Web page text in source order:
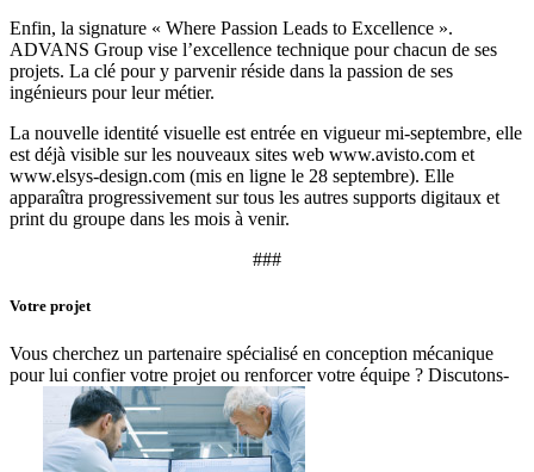
Enfin, la signature « Where Passion Leads to Excellence ».
ADVANS Group vise l’excellence technique pour chacun de ses
projets. La clé pour y parvenir réside dans la passion de ses
ingénieurs pour leur métier.
La nouvelle identité visuelle est entrée en vigueur mi-septembre, elle
est déjà visible sur les nouveaux sites web www.avisto.com et
www.elsys-design.com (mis en ligne le 28 septembre). Elle
apparaîtra progressivement sur tous les autres supports digitaux et
print du groupe dans les mois à venir.
###
Votre projet
Vous cherchez un partenaire spécialisé en conception mécanique
pour lui confier votre projet ou renforcer votre équipe ? Discutons-